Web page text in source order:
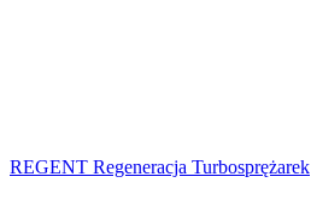
REGENT Regeneracja Turbosprężarek